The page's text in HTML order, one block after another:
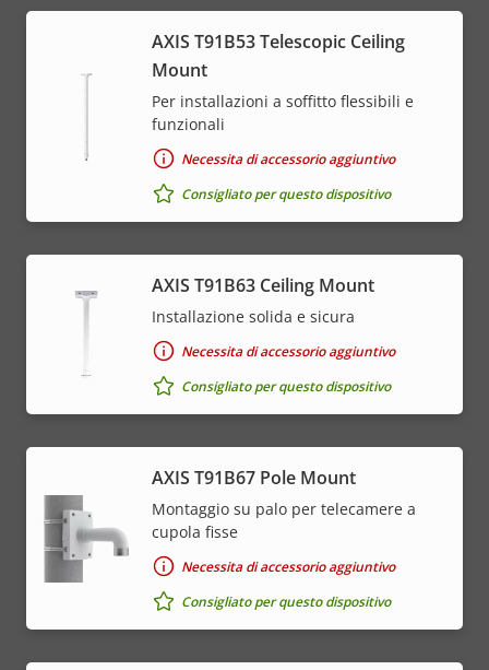
AXIS T91B53 Telescopic Ceiling
Mount
Per installazioni a soffitto flessibili e
funzionali
Necessita di accessorio aggiuntivo
Consigliato per questo dispositivo
AXIS T91B63 Ceiling Mount
Installazione solida e sicura
Necessita di accessorio aggiuntivo
Consigliato per questo dispositivo
AXIS T91B67 Pole Mount
Montaggio su palo per telecamere a
cupola fisse
Necessita di accessorio aggiuntivo
Consigliato per questo dispositivo